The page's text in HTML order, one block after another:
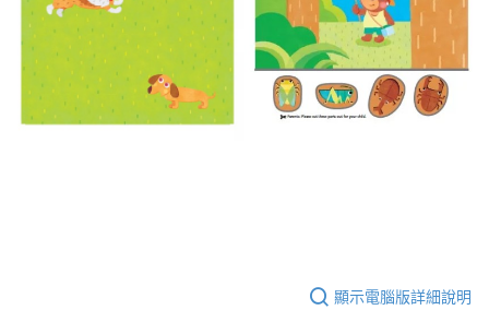
顯示電腦版詳細說明